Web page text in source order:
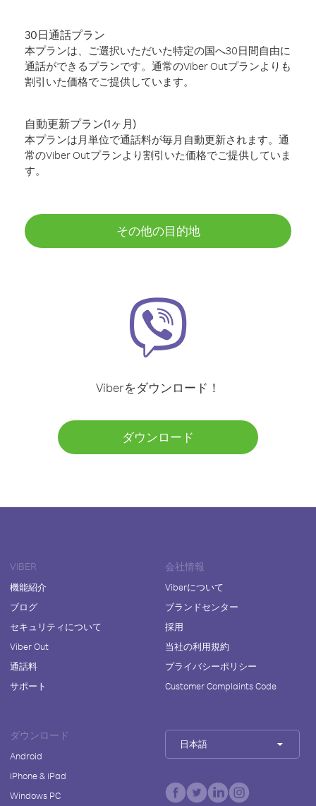
30日通話プラン
本プランは、ご選択いただいた特定の国へ30日間自由に
通話ができるプランです。通常のViber Outプランよりも
割引いた価格でご提供しています。
自動更新プラン(1ヶ月)
本プランは月単位で通話料が毎月自動更新されます。通
常のViber Outプランより割引いた価格でご提供していま
す。
その他の目的地
Viberをダウンロード！
ダウンロード
VIBER
機能紹介
ブログ
セキュリティについて
Viber Out
通話料
サポート
会社情報
Viberについて
ブランドセンター
採用
当社の利用規約
プライバシーポリシー
Customer Complaints Code
ダウンロード
Android
iPhone & iPad
Windows PC
日本語